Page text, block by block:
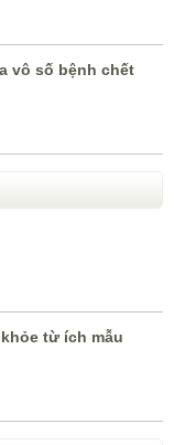
vô số bệnh chết
từ ích mẫu